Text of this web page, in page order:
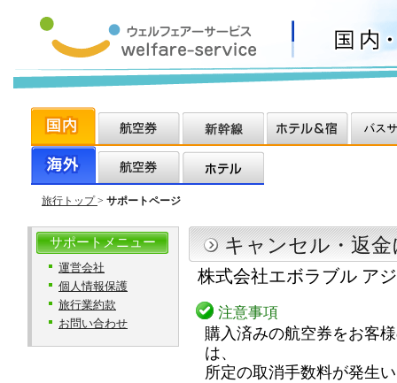
旅行トップ> サポートページ
サポートメニュー
運営会社
個人情報保護
旅行業約款
お問い合わせ
キャンセル・返
株式会社エボラブル ア
注意事項
購入済みの航空券をお客
は、
所定の取消手数料が発生